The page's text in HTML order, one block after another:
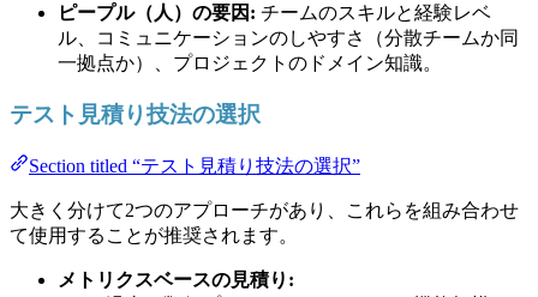
ピープル（人）の要因: チームのスキルと経験レベ
ル、コミュニケーションのしやすさ（分散チームか同
一拠点か）、プロジェクトのドメイン知識。
テスト見積り技法の選択
Section titled “テスト見積り技法の選択”
大きく分けて2つのアプローチがあり、これらを組み合わせ
て使用することが推奨されます。
メトリクスベースの見積り: